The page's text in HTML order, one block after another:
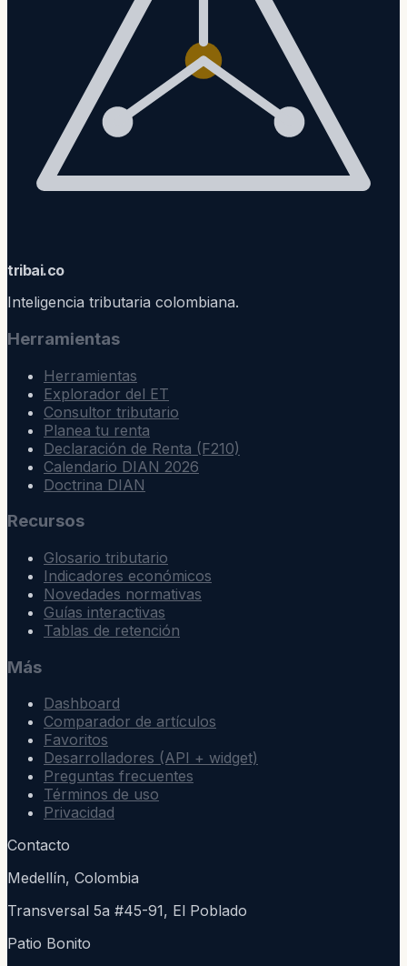
tribai.co
Inteligencia tributaria colombiana.
Herramientas
Herramientas
Explorador del ET
Consultor tributario
Planea tu renta
Declaración de Renta (F210)
Calendario DIAN 2026
Doctrina DIAN
Recursos
Glosario tributario
Indicadores económicos
Novedades normativas
Guías interactivas
Tablas de retención
Más
Dashboard
Comparador de artículos
Favoritos
Desarrolladores (API + widget)
Preguntas frecuentes
Términos de uso
Privacidad
Contacto
Medellín, Colombia
Transversal 5a #45-91, El Poblado
Patio Bonito